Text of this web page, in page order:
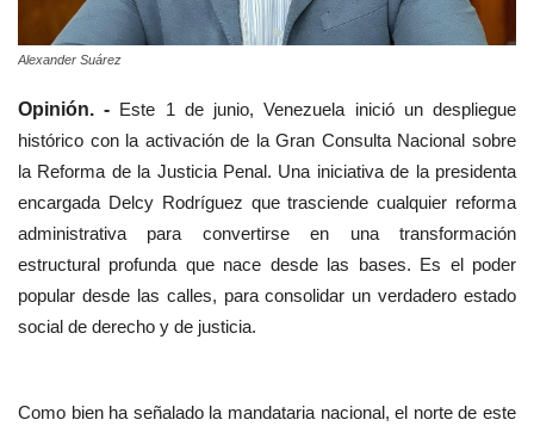
Alexander Suárez
Opinión. - Este 1 de junio, Venezuela inició un despliegue
histórico con la activación de la Gran Consulta Nacional sobre
la Reforma de la Justicia Penal. Una iniciativa de la presidenta
encargada Delcy Rodríguez que trasciende cualquier reforma
administrativa para convertirse en una transformación
estructural profunda que nace desde las bases. Es el poder
popular desde las calles, para consolidar un verdadero estado
social de derecho y de justicia.
Como bien ha señalado la mandataria nacional, el norte de este